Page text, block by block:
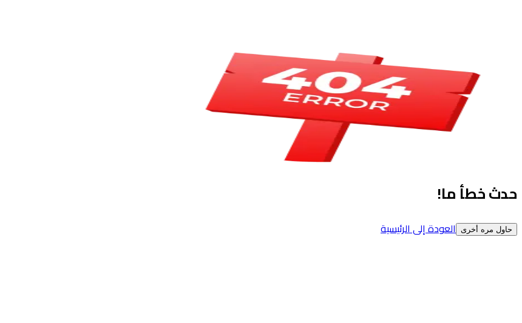
حدث خطأ ما!
حاول مره أخرى العودة إلى الرئيسية